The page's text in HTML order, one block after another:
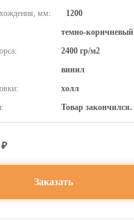
мм:
1200
темно-коричневый
2400 гр/м2
винил
холл
Товар закончился.
₽
Заказать